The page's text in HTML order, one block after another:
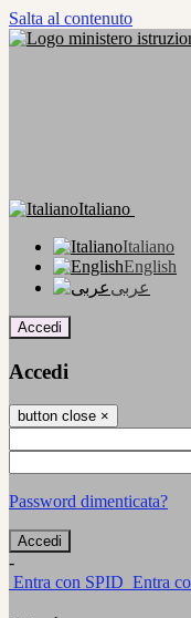
Salta al contenuto
Italiano
Italiano
English
عربى
Accedi
Accedi
button close ×
Password dimenticata?
-
Entra con SPID Entra